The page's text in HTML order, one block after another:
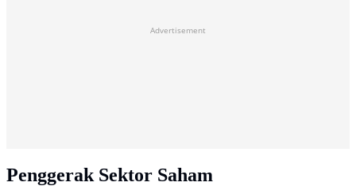
Advertisement
Penggerak Sektor Saham